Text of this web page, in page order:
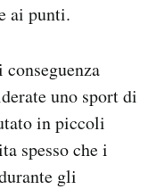
ai punti.
uno sport di
in piccoli
spesso che i
gli